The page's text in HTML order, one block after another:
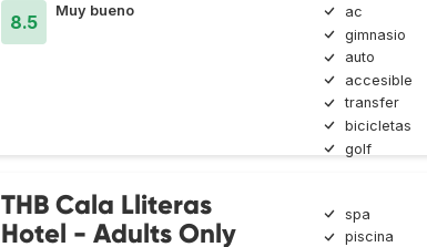
8.5
Muy bueno
ac
gimnasio
auto
accesible
transfer
bicicletas
golf
THB Cala Lliteras
Hotel - Adults Only
spa
piscina